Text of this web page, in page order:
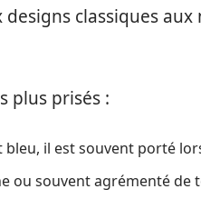
classiques
plus prisés :
il est souvent porté
ou souvent agrémenté de